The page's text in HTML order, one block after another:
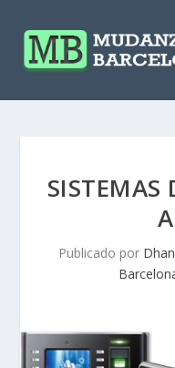
SISTEMAS
Publicado por